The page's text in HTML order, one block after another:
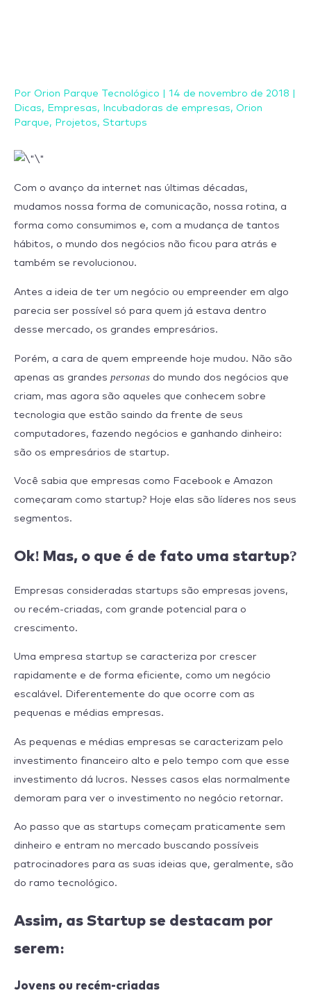
Por Orion Parque Tecnológico | 14 de novembro de 2018 |
Dicas, Empresas, Incubadoras de empresas, Orion
Parque, Projetos, Startups
Com o avanço da internet nas últimas décadas,
mudamos nossa forma de comunicação, nossa rotina, a
forma como consumimos e, com a mudança de tantos
hábitos, o mundo dos negócios não ficou para atrás e
também se revolucionou.
Antes a ideia de ter um negócio ou empreender em algo
parecia ser possível só para quem já estava dentro
desse mercado, os grandes empresários.
Porém, a cara de quem empreende hoje mudou. Não são
apenas as grandes personas do mundo dos negócios que
criam, mas agora são aqueles que conhecem sobre
tecnologia que estão saindo da frente de seus
computadores, fazendo negócios e ganhando dinheiro:
são os empresários de startup.
Você sabia que empresas como Facebook e Amazon
começaram como startup? Hoje elas são líderes nos seus
segmentos.
Ok! Mas, o que é de fato uma startup?
Empresas consideradas startups são empresas jovens,
ou recém-criadas, com grande potencial para o
crescimento.
Uma empresa startup se caracteriza por crescer
rapidamente e de forma eficiente, como um negócio
escalável. Diferentemente do que ocorre com as
pequenas e médias empresas.
As pequenas e médias empresas se caracterizam pelo
investimento financeiro alto e pelo tempo com que esse
investimento dá lucros. Nesses casos elas normalmente
demoram para ver o investimento no negócio retornar.
Ao passo que as startups começam praticamente sem
dinheiro e entram no mercado buscando possíveis
patrocinadores para as suas ideias que, geralmente, são
do ramo tecnológico.
Assim, as Startup se destacam por
serem:
Jovens ou recém-criadas